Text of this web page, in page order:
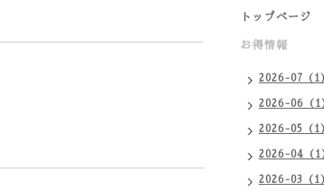
トップページ
お得情報
2026-07（1
2026-06（1
2026-05（1
2026-04（1
2026-03（1